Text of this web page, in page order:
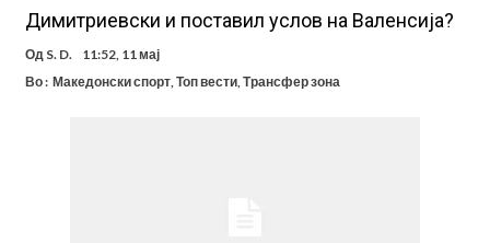
Димитриевски и поставил услов на Валенсија?
Од S. D.
11:52, 11 мај
Во : Македонски спорт,Топ вести,Трансфер зона